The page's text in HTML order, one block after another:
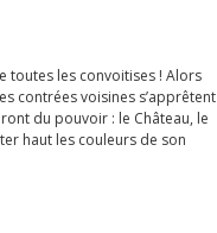
toutes les convoitises ! Alors
contrées voisines s’apprêtent
du pouvoir : le Château, le
haut les couleurs de son